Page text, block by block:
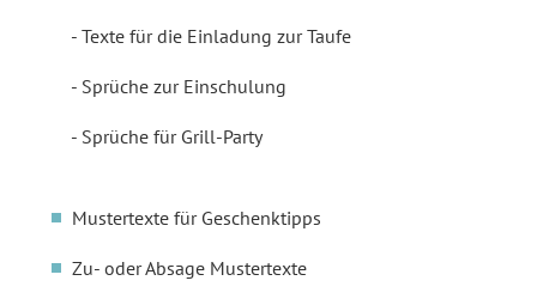
Texte für die Einladung zur Taufe
Sprüche zur Einschulung
Sprüche für Grill-Party
Mustertexte für Geschenktipps
Zu- oder Absage Mustertexte